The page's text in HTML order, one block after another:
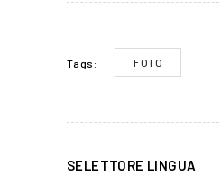
Tags: FOTO
SELETTORE LINGUA